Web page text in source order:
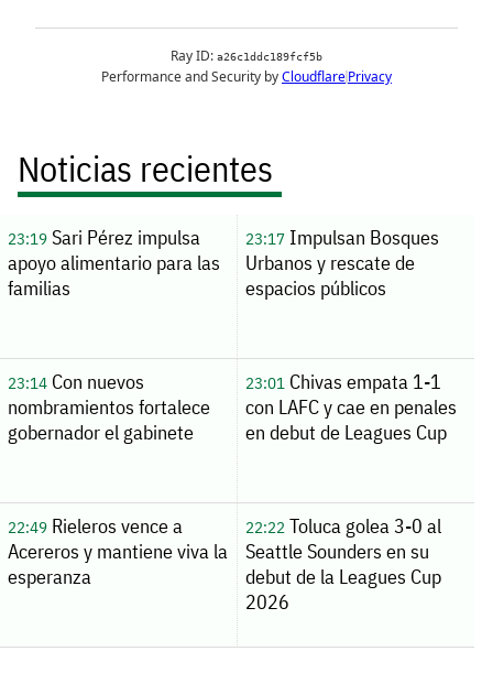
Noticias recientes
23:19Sari Pérez impulsa
apoyo alimentario para las
familias
23:17Impulsan Bosques
Urbanos y rescate de
espacios públicos
23:14Con nuevos
nombramientos fortalece
gobernador el gabinete
23:01Chivas empata 1-1
con LAFC y cae en penales
en debut de Leagues Cup
22:49Rieleros vence a
Acereros y mantiene viva la
esperanza
22:22Toluca golea 3-0 al
Seattle Sounders en su
debut de la Leagues Cup
2026